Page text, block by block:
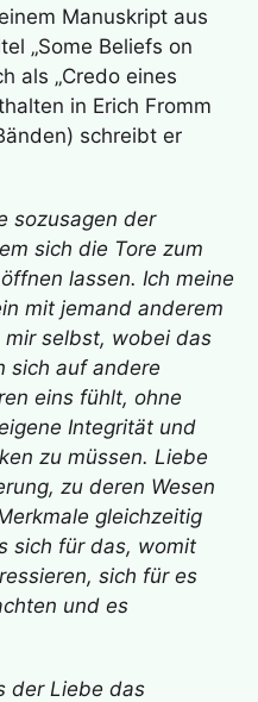
Manuskript aus
„Some Beliefs on
als „Credo eines
in Erich Fromm
schreibt er
sozusagen der
sich die Tore zum
lassen. Ich meine
mit jemand anderem
selbst, wobei das
sich auf andere
eins fühlt, ohne
Integrität und
zu müssen. Liebe
zu deren Wesen
gleichzeitig
sich für das, womit
sich für es
und es
der Liebe das